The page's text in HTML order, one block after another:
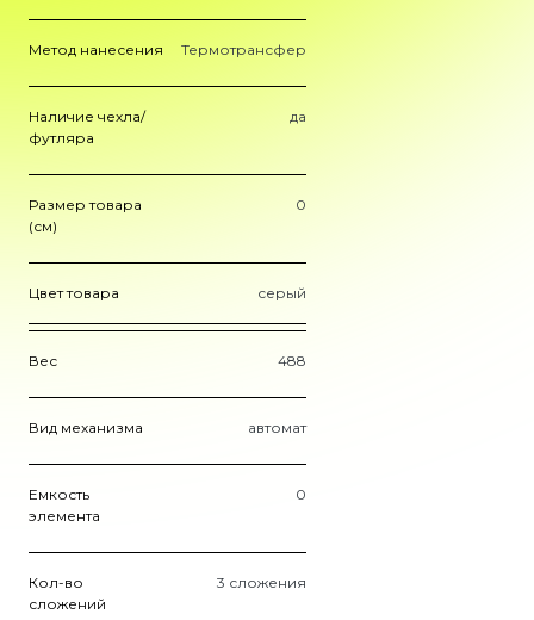
Метод нанесения Термотрансфер
Наличие чехла/
футляра
да
Размер товара
(см)
0
Цвет товара серый
Вес 488
Вид механизма автомат
Емкость
элемента
0
Кол-во
сложений
3 сложения